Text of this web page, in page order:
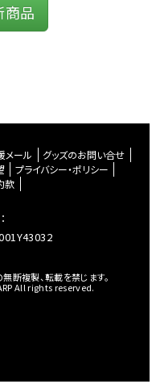
商品
メール
グッズのお問い合せ
プライバシー・ポリシー
款
断複製、転載を禁じます。
All rights reserved.